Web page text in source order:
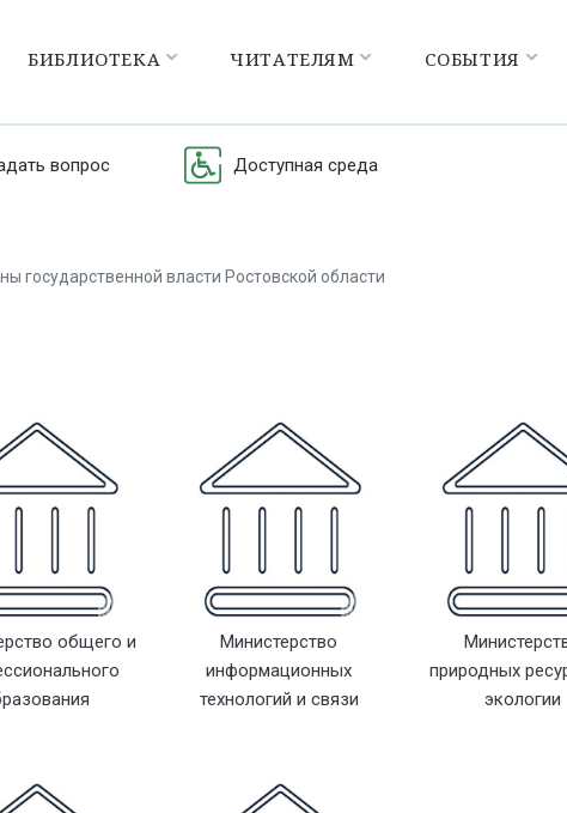
БИБЛИОТЕКА ЧИТАТЕЛЯМ СОБЫТИЯ
вопрос Доступная среда
государственной власти Ростовской области
общего и
Министерство
информационных
технологий и связи
природных
экологии